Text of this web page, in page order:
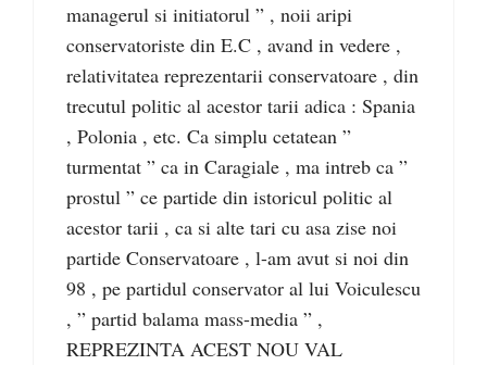
managerul si initiatorul ” , noii aripi
conservatoriste din E.C , avand in vedere ,
relativitatea reprezentarii conservatoare , din
trecutul politic al acestor tarii adica : Spania
, Polonia , etc. Ca simplu cetatean ”
turmentat ” ca in Caragiale , ma intreb ca ”
prostul ” ce partide din istoricul politic al
acestor tarii , ca si alte tari cu asa zise noi
partide Conservatoare , l-am avut si noi din
98 , pe partidul conservator al lui Voiculescu
, ” partid balama mass-media ” ,
REPREZINTA ACEST NOU VAL